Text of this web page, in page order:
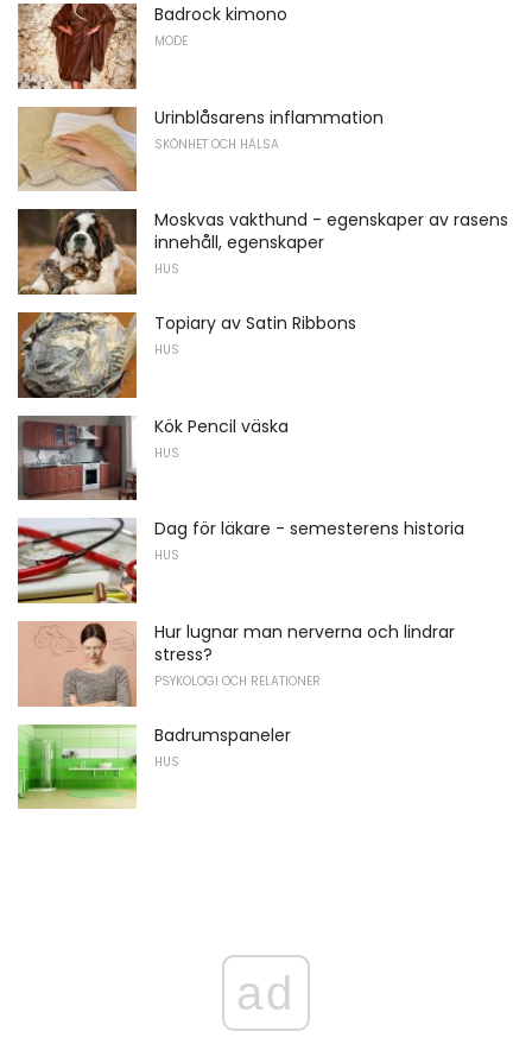
Badrock kimono
MODE
Urinblåsarens inflammation
SKÖNHET OCH HÄLSA
Moskvas vakthund - egenskaper av rasens
innehåll, egenskaper
HUS
Topiary av Satin Ribbons
HUS
Kök Pencil väska
HUS
Dag för läkare - semesterens historia
HUS
Hur lugnar man nerverna och lindrar
stress?
PSYKOLOGI OCH RELATIONER
Badrumspaneler
HUS
ad